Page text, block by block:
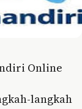
Online
langkah